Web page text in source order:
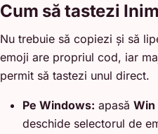
Cum să tastezi
Nu trebuie să copiezi și să
emoji are propriul cod, iar
permit să tastezi unul direct.
Pe Windows: apasă Win
deschide selectorul de